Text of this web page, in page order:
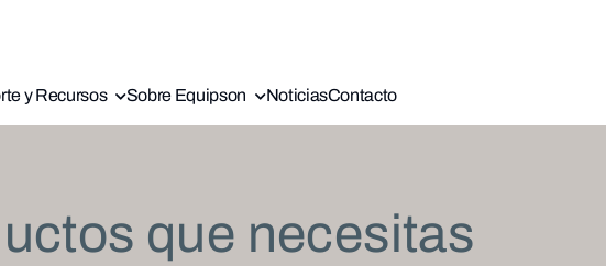
y Recursos Sobre Equipson NoticiasContacto
que necesitas